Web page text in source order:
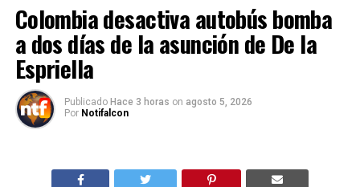
Colombia desactiva autobús bomba
a dos días de la asunción de De la
Espriella
Publicado Hace 3 horas on agosto 5, 2026
Por Notifalcon